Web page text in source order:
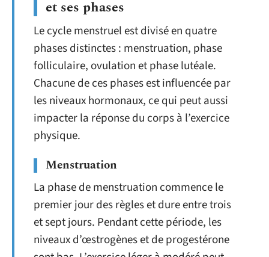
et ses phases
Le cycle menstruel est divisé en quatre
phases distinctes : menstruation, phase
folliculaire, ovulation et phase lutéale.
Chacune de ces phases est influencée par
les niveaux hormonaux, ce qui peut aussi
impacter la réponse du corps à l’exercice
physique.
Menstruation
La phase de menstruation commence le
premier jour des règles et dure entre trois
et sept jours. Pendant cette période, les
niveaux d’œstrogènes et de progestérone